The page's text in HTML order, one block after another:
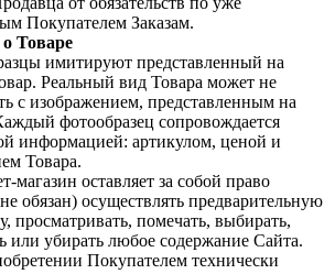
Покупателем Заказам.
Товаре
имитируют представленный на
Реальный вид Товара может не
с изображением, представленным на
фотообразец сопровождается
информацией: артикулом, ценой и
Товара.
магазин оставляет за собой право
обязан) осуществлять предварительную
просматривать, помечать, выбирать,
или убирать любое содержание Сайта.
Покупателем технически